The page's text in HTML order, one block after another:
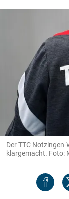
Der TTC
klargemacht. Foto: